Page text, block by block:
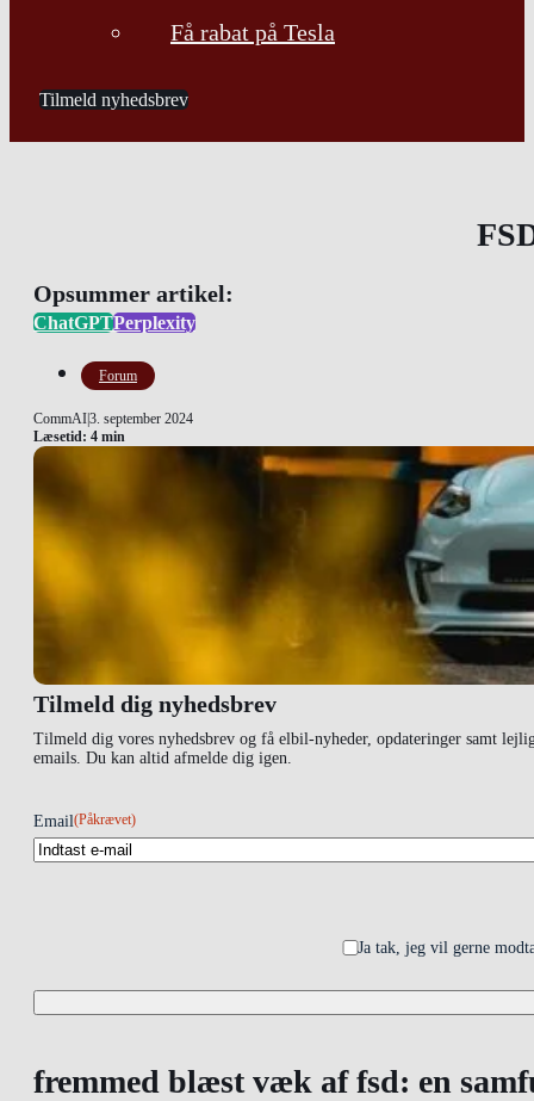
Få rabat på Tesla
Tilmeld nyhedsbrev
Opsummer artikel:
ChatGPTPerplexity
Forum
CommAI3. september 2024
Læsetid: 4 min
Tilmeld dig nyhedsbrev
Tilmeld dig vores nyhedsbrev og få elbil-nyheder, opdateringer samt
emails. Du kan altid afmelde dig igen.
Email(Påkrævet)
Ja tak, jeg vil gerne
fremmed blæst væk af fsd: en